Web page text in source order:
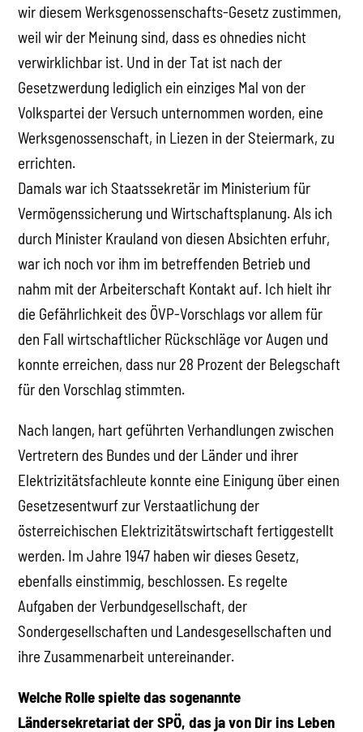
wir diesem Werksgenossenschafts-Gesetz zustimmen,
weil wir der Meinung sind, dass es ohnedies nicht
verwirklichbar ist. Und in der Tat ist nach der
Gesetzwerdung lediglich ein einziges Mal von der
Volkspartei der Versuch unternommen worden, eine
Werksgenossenschaft, in Liezen in der Steiermark, zu
errichten.
Damals war ich Staatssekretär im Ministerium für
Vermögenssicherung und Wirtschaftsplanung. Als ich
durch Minister Krauland von diesen Absichten erfuhr,
war ich noch vor ihm im betreffenden Betrieb und
nahm mit der Arbeiterschaft Kontakt auf. Ich hielt ihr
die Gefährlichkeit des ÖVP-Vorschlags vor allem für
den Fall wirtschaftlicher Rückschläge vor Augen und
konnte erreichen, dass nur 28 Prozent der Belegschaft
für den Vorschlag stimmten.
Nach langen, hart geführten Verhandlungen zwischen
Vertretern des Bundes und der Länder und ihrer
Elektrizitätsfachleute konnte eine Einigung über einen
Gesetzesentwurf zur Verstaatlichung der
österreichischen Elektrizitätswirtschaft fertiggestellt
werden. Im Jahre 1947 haben wir dieses Gesetz,
ebenfalls einstimmig, beschlossen. Es regelte
Aufgaben der Verbundgesellschaft, der
Sondergesellschaften und Landesgesellschaften und
ihre Zusammenarbeit untereinander.
Welche Rolle spielte das sogenannte
Ländersekretariat der SPÖ, das ja von Dir ins Leben